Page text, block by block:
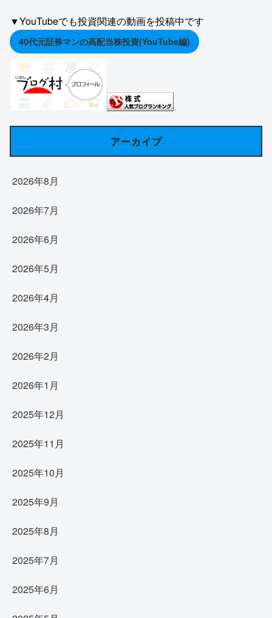
▼YouTubeでも投資関連の動画を投稿中です
40代元証券マンの高配当株投資(YouTube編)
アーカイブ
2026年8月
2026年7月
2026年6月
2026年5月
2026年4月
2026年3月
2026年2月
2026年1月
2025年12月
2025年11月
2025年10月
2025年9月
2025年8月
2025年7月
2025年6月